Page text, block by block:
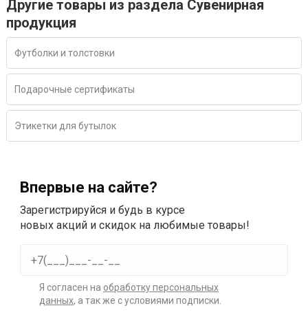
Другие товары из раздела Сувенирная
продукция
Футболки и толстовки
Подарочные сертификаты
Этикетки для бутылок
Впервые на сайте?
Зарегистрируйся и будь в курсе
новых акций и скидок на любимые товары!
Я согласен на обработку персональных
данных, а так же с условиями подписки.